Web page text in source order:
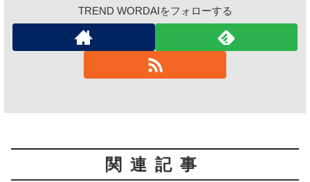
TREND WORDAIをフォローする
関連記事